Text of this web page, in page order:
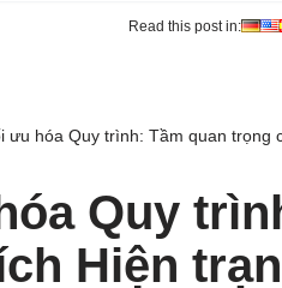
Read this post in:
ưu hóa Quy trình: Tầm quan trọng
Quy
Hiện